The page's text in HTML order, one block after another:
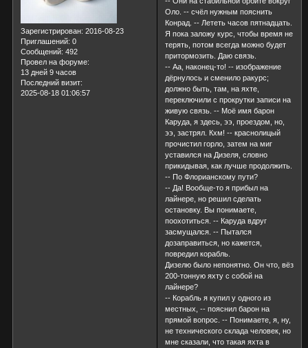
Зарегистрирован: 2016-08-23
Приглашений: 0
Сообщений: 492
Провел на форуме:
13 дней 9 часов
Последний визит:
2025-08-18 01:06:57
Оло. -- счёл нужным пояснить
Конрад. -- Лететь часов пятнадцать.
Я пока заложу курс, чтобы время не
терять, потом всегда можно будет
притормозить. Даю связь.
-- Аа, наконец-то! -- изображение
дёрнулось и сменило ракурс;
должно быть, там, на яхте,
переключили с прокрутки записи на
живую связь. -- Моё имя барон
Каруда, я здесь, ээ, проездом, но,
ээ, застрял. Кхм! -- краснолицый
прочистил горло, затем на миг
уставился на Дизеля, словно
прикидывая, как лучше продолжить.
-- По Флорианскому пути?
-- Да! Вообще-то я прибыл на
лайнере, но решил сделать
остановку. Вы понимаете,
поохотиться. -- Каруда вдруг
засмущался. -- Пытался
дозаправиться, но кажется,
повредил корабль.
Дизелю было непонятно. Он что, вёз
200-тонную яхту с собой на
лайнере?
-- Корабль я купил у одного из
местных, -- пояснил барон на
прямой вопрос. -- Понимаете, я, ну,
не технического склада человек, но
мне сказали, что такая яхта в